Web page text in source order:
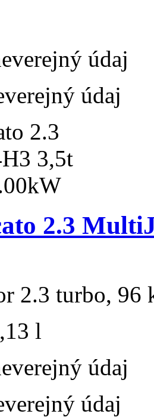
údaj
údaj
2.3
2.3 turbo, 96
l
údaj
údaj